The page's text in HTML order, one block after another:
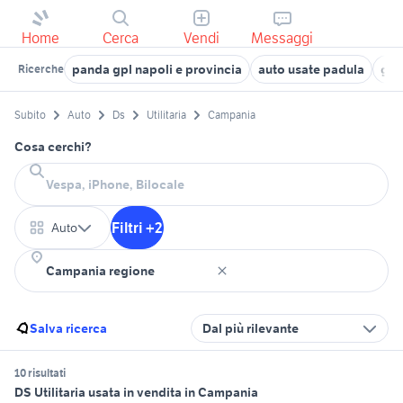
Home Cerca Vendi Messaggi
Ricerche panda gpl napoli e provincia auto usate padula
Subito Auto Ds Utilitaria Campania
Cosa cerchi?
Auto Filtri +2
Salva ricerca Dal più rilevante
10 risultati
DS Utilitaria usata in vendita in Campania